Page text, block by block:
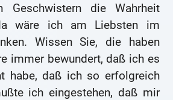
Geschwistern die Wahrheit
wäre ich am Liebsten im
Wissen Sie, die haben
immer bewundert, daß ich es
habe, daß ich so erfolgreich
ich eingestehen, daß mir